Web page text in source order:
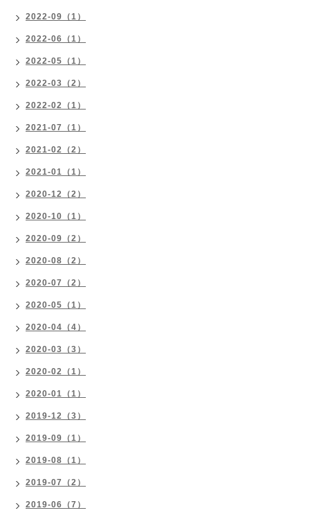
2022-09（1）
2022-06（1）
2022-05（1）
2022-03（2）
2022-02（1）
2021-07（1）
2021-02（2）
2021-01（1）
2020-12（2）
2020-10（1）
2020-09（2）
2020-08（2）
2020-07（2）
2020-05（1）
2020-04（4）
2020-03（3）
2020-02（1）
2020-01（1）
2019-12（3）
2019-09（1）
2019-08（1）
2019-07（2）
2019-06（7）